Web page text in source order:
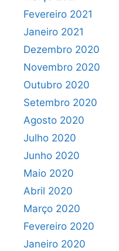
Fevereiro 2021
Janeiro 2021
Dezembro 2020
Novembro 2020
Outubro 2020
Setembro 2020
Agosto 2020
Julho 2020
Junho 2020
Maio 2020
Abril 2020
Março 2020
Fevereiro 2020
Janeiro 2020